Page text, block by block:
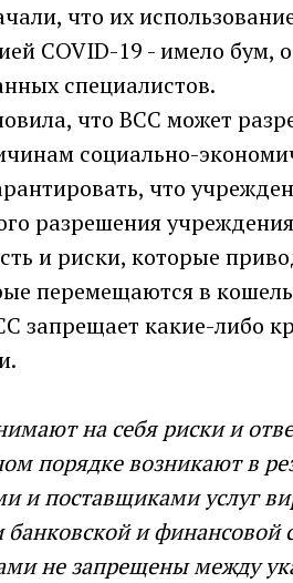
что их
COVID-19 - имело бум,
специалистов.
что BCC может
социально-
что
разрешения
и риски, которые
перемещаются в
запрещает какие-либо
на себя риски и
порядке возникают в
и поставщиками услуг
банковской и
не запрещены между